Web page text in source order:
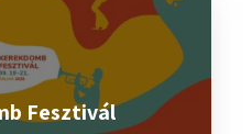
Fesztivál